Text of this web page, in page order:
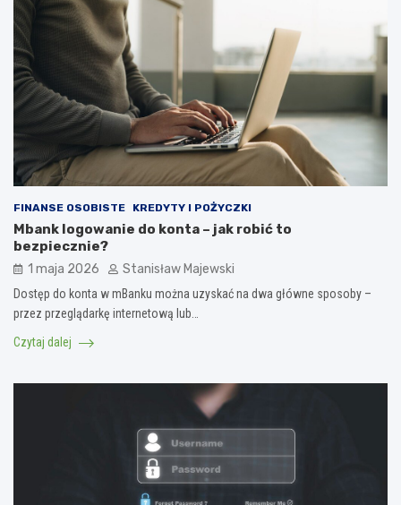
FINANSE OSOBISTE KREDYTY I POŻYCZKI
Mbank logowanie do konta – jak robić to
bezpiecznie?
1 maja 2026 Stanisław Majewski
Dostęp do konta w mBanku można uzyskać na dwa główne sposoby –
przez przeglądarkę internetową lub…
Czytaj dalej